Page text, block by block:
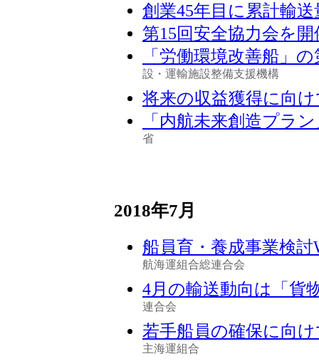
創業45年目に累計輸
第15回安全協力会を開
「労働環境改善船」
設・運輸施設整備支援機構
将来の収益獲得に向
「内航未来創造プラ
省
2018年7月
船員育・養成事業検
航海運組合総連合会
4月の輸送動向は「貨
連合会
若手船員の確保に向
主海運組合